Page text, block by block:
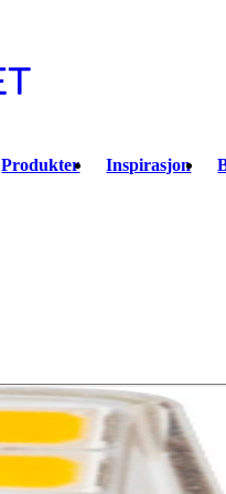
Produkter Inspirasjon